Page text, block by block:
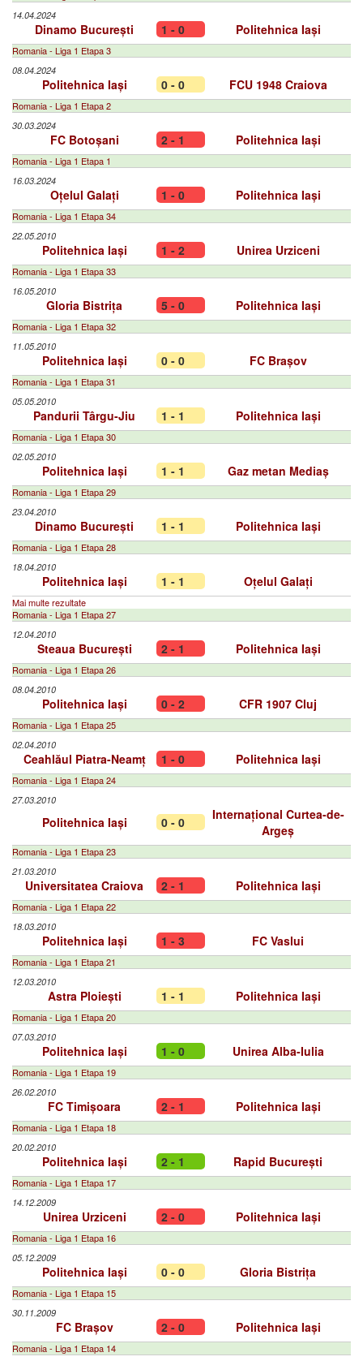
14.04.2024
Dinamo București 1 - 0 Politehnica Iași
Romania - Liga 1 Etapa 3
08.04.2024
Politehnica Iași 0 - 0 FCU 1948 Craiova
Romania - Liga 1 Etapa 2
30.03.2024
FC Botoșani 2 - 1 Politehnica Iași
Romania - Liga 1 Etapa 1
16.03.2024
Oțelul Galați 1 - 0 Politehnica Iași
Romania - Liga 1 Etapa 34
22.05.2010
Politehnica Iași 1 - 2 Unirea Urziceni
Romania - Liga 1 Etapa 33
16.05.2010
Gloria Bistrița 5 - 0 Politehnica Iași
Romania - Liga 1 Etapa 32
11.05.2010
Politehnica Iași 0 - 0 FC Brașov
Romania - Liga 1 Etapa 31
05.05.2010
Pandurii Târgu-Jiu 1 - 1 Politehnica Iași
Romania - Liga 1 Etapa 30
02.05.2010
Politehnica Iași 1 - 1 Gaz metan Mediaș
Romania - Liga 1 Etapa 29
23.04.2010
Dinamo București 1 - 1 Politehnica Iași
Romania - Liga 1 Etapa 28
18.04.2010
Politehnica Iași 1 - 1 Oțelul Galați
Mai multe rezultate
Romania - Liga 1 Etapa 27
12.04.2010
Steaua București 2 - 1 Politehnica Iași
Romania - Liga 1 Etapa 26
08.04.2010
Politehnica Iași 0 - 2 CFR 1907 Cluj
Romania - Liga 1 Etapa 25
02.04.2010
Ceahlăul Piatra-Neamț 1 - 0 Politehnica Iași
Romania - Liga 1 Etapa 24
27.03.2010
Politehnica Iași 0 - 0
Internațional Curtea-de-
Argeș
Romania - Liga 1 Etapa 23
21.03.2010
Universitatea Craiova 2 - 1 Politehnica Iași
Romania - Liga 1 Etapa 22
18.03.2010
Politehnica Iași 1 - 3 FC Vaslui
Romania - Liga 1 Etapa 21
12.03.2010
Astra Ploiești 1 - 1 Politehnica Iași
Romania - Liga 1 Etapa 20
07.03.2010
Politehnica Iași 1 - 0 Unirea Alba-Iulia
Romania - Liga 1 Etapa 19
26.02.2010
FC Timișoara 2 - 1 Politehnica Iași
Romania - Liga 1 Etapa 18
20.02.2010
Politehnica Iași 2 - 1 Rapid București
Romania - Liga 1 Etapa 17
14.12.2009
Unirea Urziceni 2 - 0 Politehnica Iași
Romania - Liga 1 Etapa 16
05.12.2009
Politehnica Iași 0 - 0 Gloria Bistrița
Romania - Liga 1 Etapa 15
30.11.2009
FC Brașov 2 - 0 Politehnica Iași
Romania - Liga 1 Etapa 14